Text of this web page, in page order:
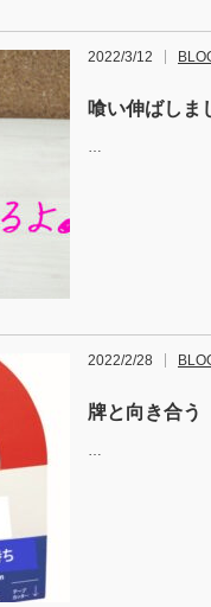
2022/3/12
喰い伸ばしま
…
2022/2/28
牌と向き合う
…